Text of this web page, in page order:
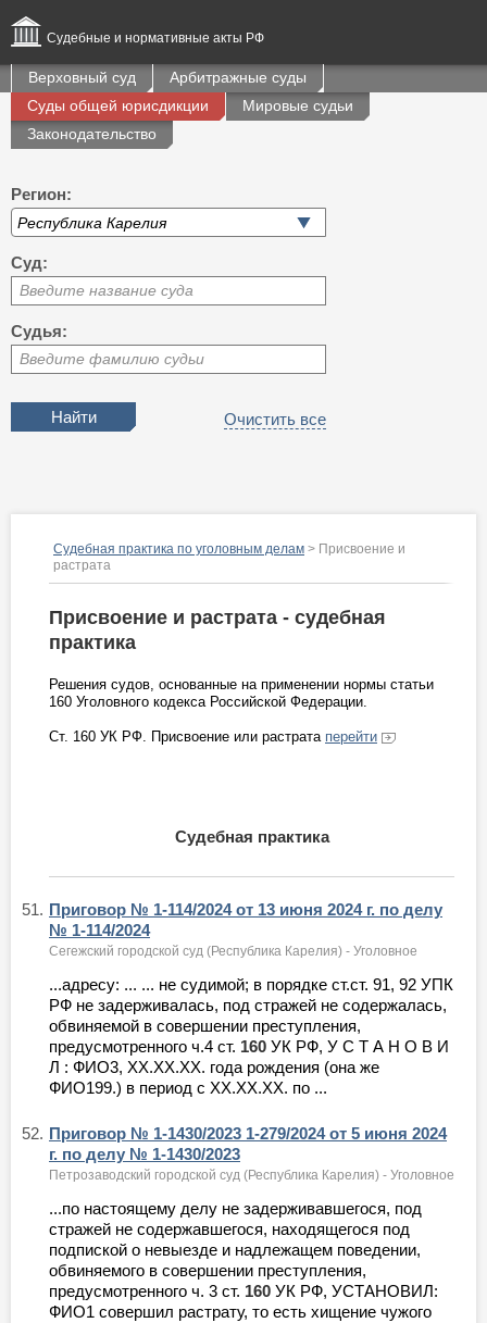
Судебные и нормативные акты РФ
Верховный суд
Арбитражные суды
Суды общей юрисдикции
Мировые судьи
Законодательство
Регион:
Суд:
Введите название суда
Судья:
Введите фамилию судьи
Очистить все
Судебная практика по уголовным делам > Присвоение и
растрата
Присвоение и растрата - судебная
практика
Решения судов, основанные на применении нормы статьи
160 Уголовного кодекса Российской Федерации.
Ст. 160 УК РФ. Присвоение или растрата перейти
Судебная практика
51. Приговор № 1-114/2024 от 13 июня 2024 г. по делу
№ 1-114/2024
Сегежский городской суд (Республика Карелия) - Уголовное
...адресу: ... ... не судимой; в порядке ст.ст. 91, 92 УПК
РФ не задерживалась, под стражей не содержалась,
обвиняемой в совершении преступления,
предусмотренного ч.4 ст. 160 УК РФ, У С Т А Н О В И
Л : ФИО3, ХХ.ХХ.ХХ. года рождения (она же
ФИО199.) в период с ХХ.ХХ.ХХ. по ...
52. Приговор № 1-1430/2023 1-279/2024 от 5 июня 2024
г. по делу № 1-1430/2023
Петрозаводский городской суд (Республика Карелия) - Уголовное
...по настоящему делу не задерживавшегося, под
стражей не содержавшегося, находящегося под
подпиской о невыезде и надлежащем поведении,
обвиняемого в совершении преступления,
предусмотренного ч. 3 ст. 160 УК РФ, УСТАНОВИЛ:
ФИО1 совершил растрату, то есть хищение чужого